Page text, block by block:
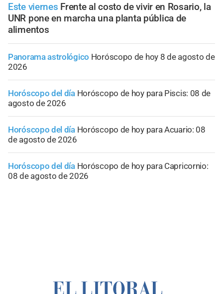
Este viernes Frente al costo de vivir en Rosario, la
UNR pone en marcha una planta pública de
alimentos
Panorama astrológico Horóscopo de hoy 8 de agosto de
2026
Horóscopo del día Horóscopo de hoy para Piscis: 08 de
agosto de 2026
Horóscopo del día Horóscopo de hoy para Acuario: 08
de agosto de 2026
Horóscopo del día Horóscopo de hoy para Capricornio:
08 de agosto de 2026